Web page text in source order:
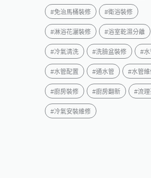
#免治馬桶裝修 #衛浴裝修
#淋浴花灑裝修 #浴室乾濕分離
#冷氣清洗 #洗臉盆裝修 #
#水管配置 #通水管 #水管
#廚房裝修 #廚房翻新 #流
#冷氣安裝維修